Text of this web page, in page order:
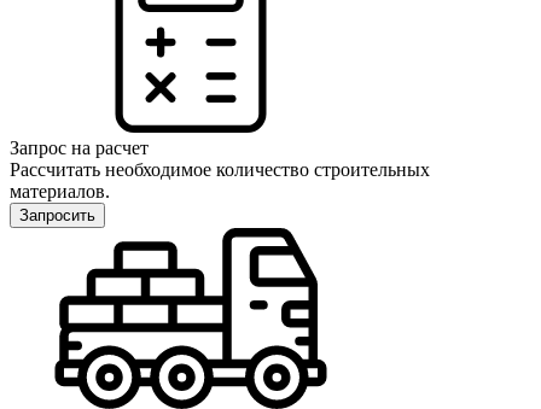
Запрос на расчет
Рассчитать необходимое количество строительных
материалов.
Запросить